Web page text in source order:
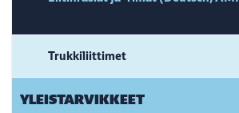
Trukkiliittimet
YLEISTARVIKKEET